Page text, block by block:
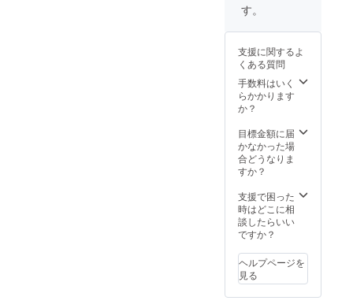
す。
支援に関するよ
くある質問
手数料はいく
らかかります
か？
目標金額に届
かなかった場
合どうなりま
すか？
支援で困った
時はどこに相
談したらいい
ですか？
ヘルプページを
見る